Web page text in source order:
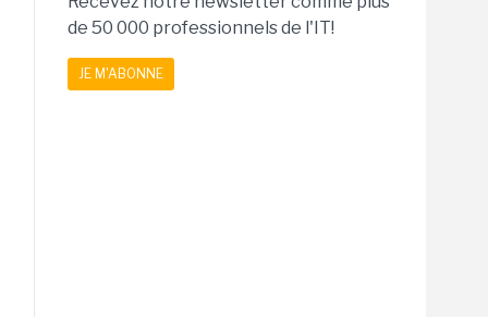
de 50 000 professionnels de l'IT!
JE M'ABONNE